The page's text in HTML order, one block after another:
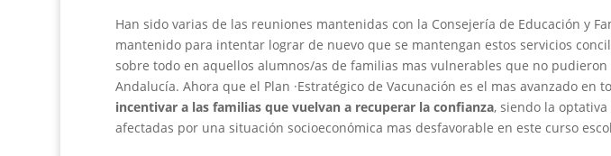
Han sido varias de las reuniones mantenidas con la Consejería de Educación y
mantenido para intentar lograr de nuevo que se mantengan estos servicios
sobre todo en aquellos alumnos/as de familias mas vulnerables que no
Andalucía. Ahora que el Plan ·Estratégico de Vacunación es el mas avanzado en
incentivar a las familias que vuelvan a recuperar la confianza, siendo la
afectadas por una situación socioeconómica mas desfavorable en este curso